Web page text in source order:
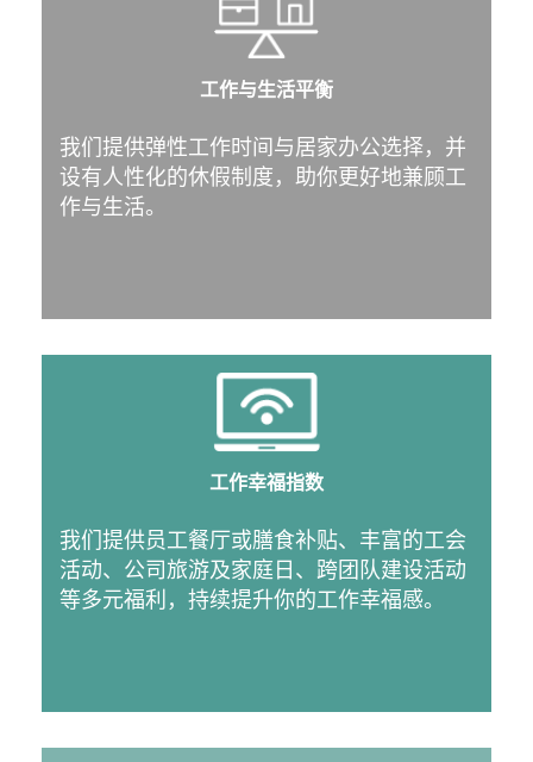
工作与生活平衡
我们提供弹性工作时间与居家办公选择，并
设有人性化的休假制度，助你更好地兼顾工
作与生活。
工作幸福指数
我们提供员工餐厅或膳食补贴、丰富的工会
活动、公司旅游及家庭日、跨团队建设活动
等多元福利，持续提升你的工作幸福感。